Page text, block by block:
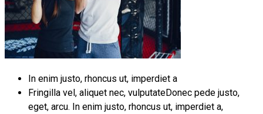
In enim justo, rhoncus ut, imperdiet a
Fringilla vel, aliquet nec, vulputateDonec pede justo,
eget, arcu. In enim justo, rhoncus ut, imperdiet a,